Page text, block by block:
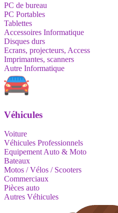
PC de bureau
PC Portables
Tablettes
Accessoires Informatique
Disques durs
Ecrans, projecteurs, Access
Imprimantes, scanners
Autre Informatique
Véhicules
Voiture
Véhicules Professionnels
Equipement Auto & Moto
Bateaux
Motos / Vélos / Scooters
Commerciaux
Pièces auto
Autres Véhicules